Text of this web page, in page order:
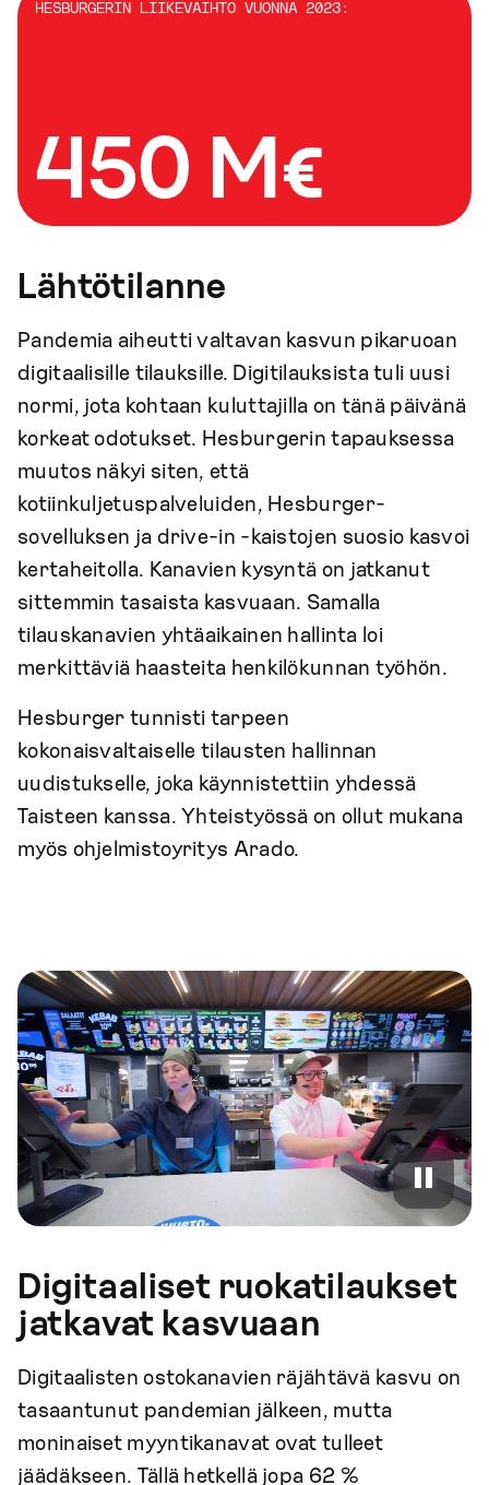
HESBURGERIN LIIKEVAIHTO VUONNA 2023:
450 M€
Lähtötilanne
Pandemia aiheutti valtavan kasvun pikaruoan
digitaalisille tilauksille. Digitilauksista tuli uusi
normi, jota kohtaan kuluttajilla on tänä päivänä
korkeat odotukset. Hesburgerin tapauksessa
muutos näkyi siten, että
kotiinkuljetuspalveluiden, Hesburger-
sovelluksen ja drive-in -kaistojen suosio kasvoi
kertaheitolla. Kanavien kysyntä on jatkanut
sittemmin tasaista kasvuaan. Samalla
tilauskanavien yhtäaikainen hallinta loi
merkittäviä haasteita henkilökunnan työhön.
Hesburger tunnisti tarpeen
kokonaisvaltaiselle tilausten hallinnan
uudistukselle, joka käynnistettiin yhdessä
Taisteen kanssa. Yhteistyössä on ollut mukana
myös ohjelmistoyritys Arado.
Digitaaliset ruokatilaukset
jatkavat kasvuaan
Digitaalisten ostokanavien räjähtävä kasvu on
tasaantunut pandemian jälkeen, mutta
moninaiset myyntikanavat ovat tulleet
jäädäkseen. Tällä hetkellä jopa 62 %